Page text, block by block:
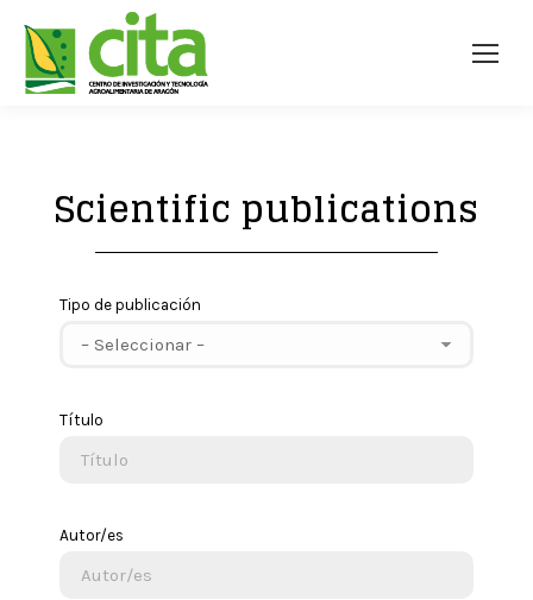
Scientific publications
Tipo de publicación
Título
Autor/es